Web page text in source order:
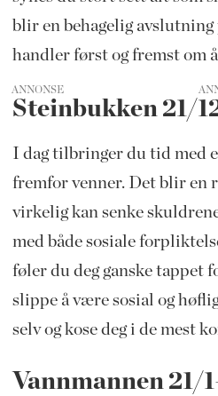
blir en behagelig avslutning
handler først og fremst om
ANNONSE
Steinbukken 21/
I dag tilbringer du tid med
fremfor venner. Det blir en
virkelig kan senke
med både sosiale
føler du deg ganske tappet
slippe å være sosial og
selv og kose deg i de mest
Vannmannen 21/